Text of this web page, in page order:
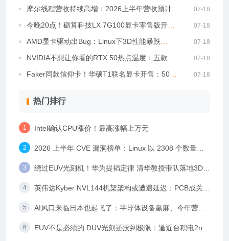
摩尔线程营收持续高增：2026上半年营收预计为
上年同期2.35至2.49倍
07-18
今晚20点！砺算科技LX 7G100显卡零售版开售
售价2688元
07-18
AMD显卡驱动出Bug：Linux下3D性能暴跌
50%！
07-18
NVIDIA不想让你看的RTX 50热点温度：五款工
具已绕过限制！
07-18
Faker同款信仰卡！华硕T1联名显卡开售：5060
07-18
热门排行
Intel确认CPU涨价！最高涨幅上万元
2026 上半年 CVE 漏洞榜单：Linux 以 2308 个数量居
首
绕过EUV光刻机！华为提韬定律 清华教授带队落地3D堆
叠芯片
英伟达Kyber NVL144机架架构或遭遇延迟：PCB成关键
瓶颈
AI风口来临日本也起飞了：半导体设备赢麻、今年营收
6.5万亿日元
EUV不是必须的 DUV光刻还没到极限：逼近台积电2nm